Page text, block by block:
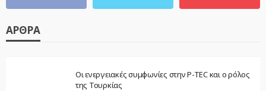
ΆΡΘΡΑ
Οι ενεργειακές συμφωνίες στην P-TEC και ο ρόλος
της Τουρκίας